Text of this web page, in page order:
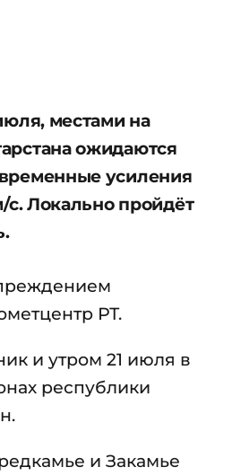
местами на
ожидаются
усиления
с. Локально пройдёт
РТ.
и утром 21 июля в
республики
и Закамье